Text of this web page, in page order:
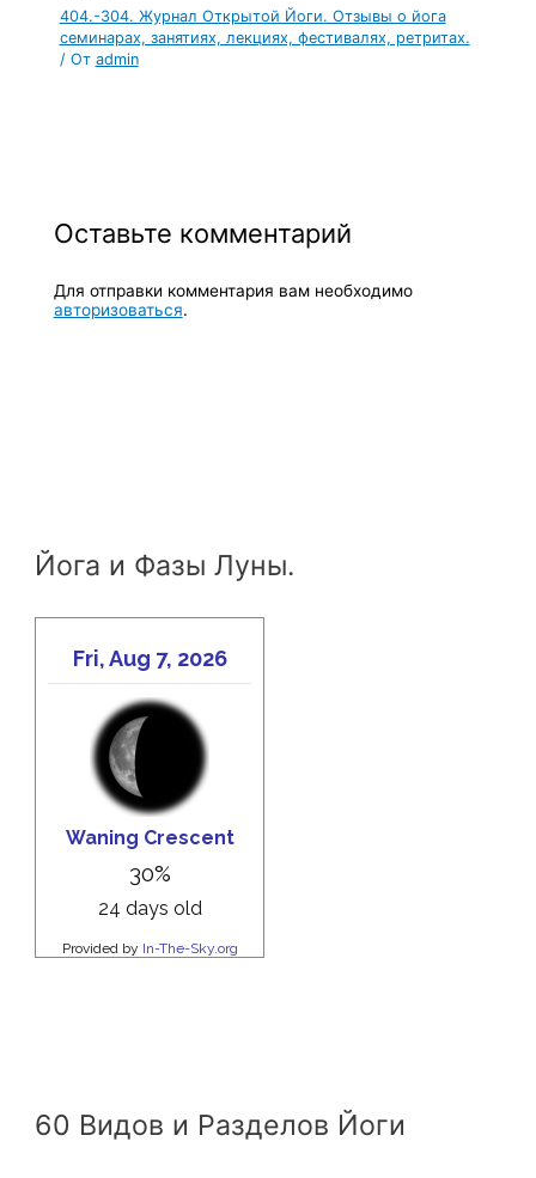
404.-304. Журнал Открытой Йоги. Отзывы о йога
семинарах, занятиях, лекциях, фестивалях, ретритах.
/ От admin
Оставьте комментарий
Для отправки комментария вам необходимо
авторизоваться.
Йога и Фазы Луны.
60 Видов и Разделов Йоги